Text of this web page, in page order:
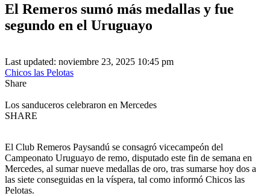
El Remeros sumó más medallas y fue
segundo en el Uruguayo
Last updated: noviembre 23, 2025 10:45 pm
Chicos las Pelotas
Share
Los sanduceros celebraron en Mercedes
SHARE
El Club Remeros Paysandú se consagró vicecampeón del
Campeonato Uruguayo de remo, disputado este fin de semana en
Mercedes, al sumar nueve medallas de oro, tras sumarse hoy dos a
las siete conseguidas en la víspera, tal como informó Chicos las
Pelotas.